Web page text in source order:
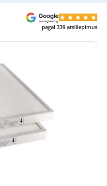
pagal 339 atsiliepimus